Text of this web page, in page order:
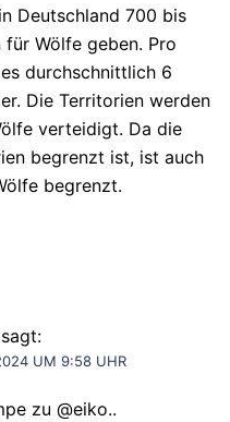
Deutschland 700 bis
für Wölfe geben. Pro
durchschnittlich 6
Die Territorien werden
verteidigt. Da die
begrenzt ist, ist auch
begrenzt.
sagt:
UM 9:58 UHR
zu @eiko..